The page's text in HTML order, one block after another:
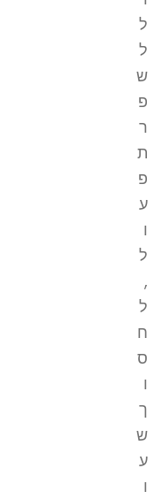
ל
ל
ש
פ
ר
ת
פ
ע
ו
ל
,
ל
ח
ס
ו
ך
ש
ע
ו